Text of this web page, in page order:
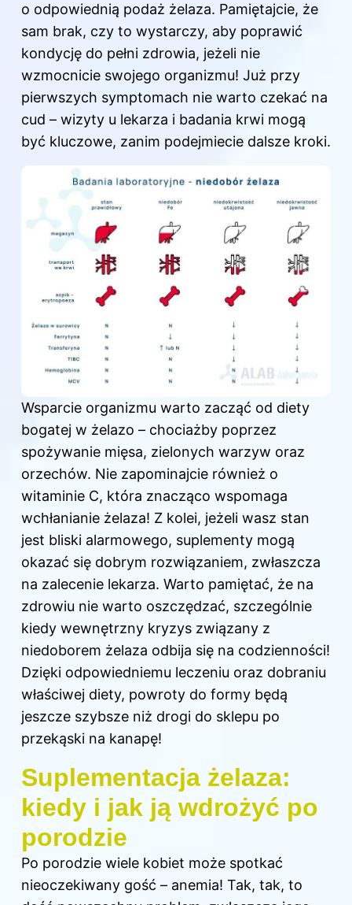
o odpowiednią podaż żelaza. Pamiętajcie, że
sam brak, czy to wystarczy, aby poprawić
kondycję do pełni zdrowia, jeżeli nie
wzmocnicie swojego organizmu! Już przy
pierwszych symptomach nie warto czekać na
cud – wizyty u lekarza i badania krwi mogą
być kluczowe, zanim podejmiecie dalsze kroki.
Wsparcie organizmu warto zacząć od diety
bogatej w żelazo – chociażby poprzez
spożywanie mięsa, zielonych warzyw oraz
orzechów. Nie zapominajcie również o
witaminie C, która znacząco wspomaga
wchłanianie żelaza! Z kolei, jeżeli wasz stan
jest bliski alarmowego, suplementy mogą
okazać się dobrym rozwiązaniem, zwłaszcza
na zalecenie lekarza. Warto pamiętać, że na
zdrowiu nie warto oszczędzać, szczególnie
kiedy wewnętrzny kryzys związany z
niedoborem żelaza odbija się na codzienności!
Dzięki odpowiedniemu leczeniu oraz dobraniu
właściwej diety, powroty do formy będą
jeszcze szybsze niż drogi do sklepu po
przekąski na kanapę!
Suplementacja żelaza:
kiedy i jak ją wdrożyć po
porodzie
Po porodzie wiele kobiet może spotkać
nieoczekiwany gość – anemia! Tak, tak, to